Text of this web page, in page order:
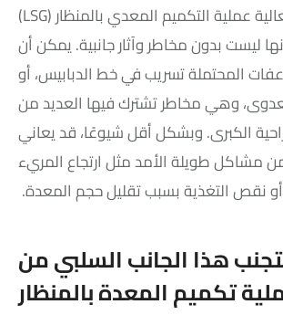
على الرغم من فعالية عملية التكميم المعدي بالمنظار (LSG)
أنها ليست بدون مخاطر وآثار جانبية. يمكن أن
المحتملة تسريب في خط الدبابيس، أو
وهي مخاطر تشترك فيها العديد من
الكبرى. وبشكل أقل شيوعًا، قد يعاني
مشاكل طويلة الأمد مثل ارتجاع المريء
نقص التغذية بسبب تقليل حجم المعدة.
هذا الجانب السلبي من
تكميم المعدة بالمنظار